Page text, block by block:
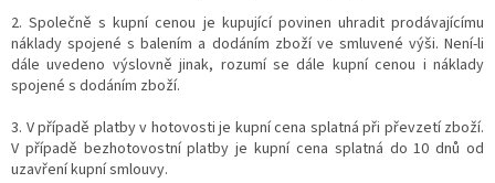
2. Společně s kupní cenou je kupující povinen uhradit prodávajícímu
náklady spojené s balením a dodáním zboží ve smluvené výši. Není-li
dále uvedeno výslovně jinak, rozumí se dále kupní cenou i náklady
spojené s dodáním zboží.
3. V případě platby v hotovosti je kupní cena splatná při převzetí zboží.
V případě bezhotovostní platby je kupní cena splatná do 10 dnů od
uzavření kupní smlouvy.